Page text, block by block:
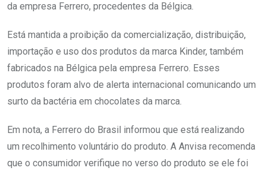
da empresa Ferrero, procedentes da Bélgica.
Está mantida a proibição da comercialização, distribuição,
importação e uso dos produtos da marca Kinder, também
fabricados na Bélgica pela empresa Ferrero. Esses
produtos foram alvo de alerta internacional comunicando um
surto da bactéria em chocolates da marca.
Em nota, a Ferrero do Brasil informou que está realizando
um recolhimento voluntário do produto. A Anvisa recomenda
que o consumidor verifique no verso do produto se ele foi